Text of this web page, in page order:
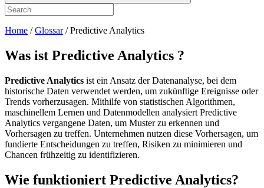
Home /Glossar/Predictive Analytics
Was ist Predictive Analytics ?
Predictive Analytics ist ein Ansatz der Datenanalyse, bei dem
historische Daten verwendet werden, um zukünftige Ereignisse oder
Trends vorherzusagen. Mithilfe von statistischen Algorithmen,
maschinellem Lernen und Datenmodellen analysiert Predictive
Analytics vergangene Daten, um Muster zu erkennen und
Vorhersagen zu treffen. Unternehmen nutzen diese Vorhersagen, um
fundierte Entscheidungen zu treffen, Risiken zu minimieren und
Chancen frühzeitig zu identifizieren.
Wie funktioniert Predictive Analytics?